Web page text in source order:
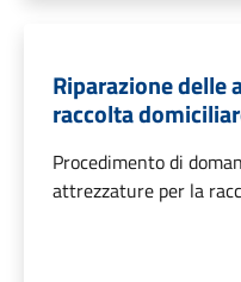
Riparazione delle
raccolta
Procedimento di
attrezzature per la